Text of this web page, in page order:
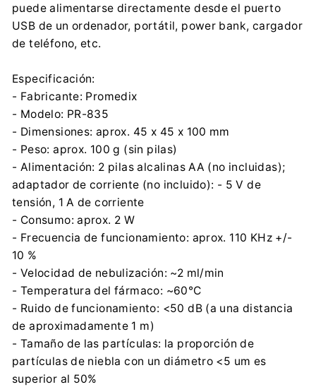
puede alimentarse directamente desde el puerto
USB de un ordenador, portátil, power bank, cargador
de teléfono, etc.
Especificación:
- Fabricante: Promedix
- Modelo: PR-835
- Dimensiones: aprox. 45 x 45 x 100 mm
- Peso: aprox. 100 g (sin pilas)
- Alimentación: 2 pilas alcalinas AA (no incluidas);
adaptador de corriente (no incluido): - 5 V de
tensión, 1 A de corriente
- Consumo: aprox. 2 W
- Frecuencia de funcionamiento: aprox. 110 KHz +/-
10 %
- Velocidad de nebulización: ~2 ml/min
- Temperatura del fármaco: ~60°C
- Ruido de funcionamiento: <50 dB (a una distancia
de aproximadamente 1 m)
- Tamaño de las partículas: la proporción de
partículas de niebla con un diámetro <5 um es
superior al 50%